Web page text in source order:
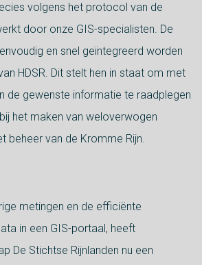
volgens het protocol van de
door onze GIS-specialisten. De
en snel geïntegreerd worden
HDSR. Dit stelt hen in staat om met
de gewenste informatie te raadplegen
het maken van weloverwogen
beheer van de Kromme Rijn.
metingen en de efficiënte
in een GIS-portaal, heeft
De Stichtse Rijnlanden nu een